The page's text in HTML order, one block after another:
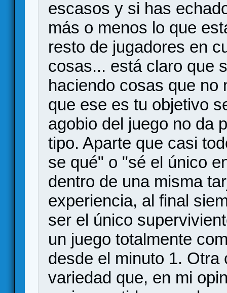
escasos y si has
más o menos lo que
resto de jugadores en
cosas... está claro que
haciendo cosas que no
que ese es tu objetivo
agobio del juego no da
tipo. Aparte que casi
se qué" o "sé el único
dentro de una misma
experiencia, al final
ser el único
un juego totalmente
desde el minuto 1.
variedad que, en mi